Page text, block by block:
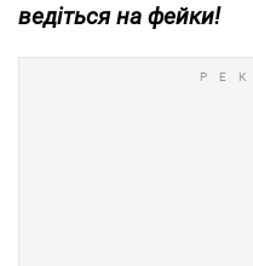
ведіться на фейки!